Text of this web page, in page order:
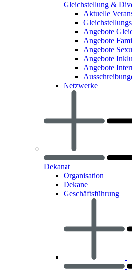
Gleichstellung &
Aktuelle
Angebote
Angebote
Angebote
Angebote
Angebote
Netzwerke
Dekanat
Organisation
Dekane
Geschäftsführung